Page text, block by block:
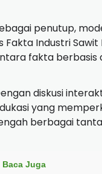
penutup,
Fakta Industri
fakta berbasis
diskusi
yang
berbagai
Baca Juga